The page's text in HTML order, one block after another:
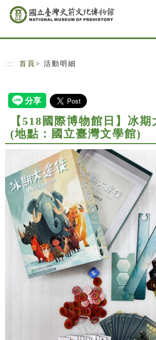
跳到主要內容
網站導覽
::: 首頁 > 活動明細
【518國際博物館日】冰
(地點：國立臺灣文學館)